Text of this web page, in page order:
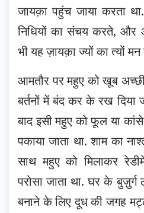
जायक़ा पहुंच जाया करता
निधियों का संचय करते,
भी यह ज़ायक़ा ज्यों का त्यों
आमतौर पर महुए को खूब
बर्तनों में बंद कर के रख दिया
बाद इसी महुए को फूल या
पकाया जाता था. शाम का
साथ महुए को मिलाकर
परोसा जाता था. घर के
बनाने के लिए दूध की जगह